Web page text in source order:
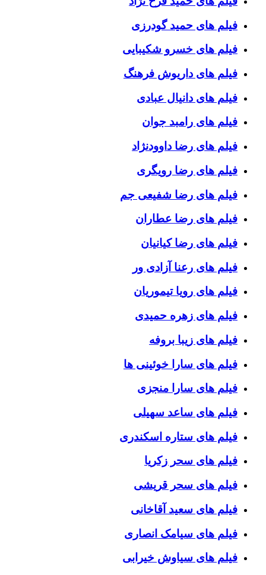
فیلم های حمید گودرزی
فیلم های خسرو شکیبایی
فیلم های داریوش فرهنگ
فیلم های دانیال عبادی
فیلم های رامبد جوان
فیلم های رضا داوودنژاد
فیلم های رضا رویگری
فیلم های رضا شفیعی جم
فیلم های رضا عطاران
فیلم های رضا کیانیان
فیلم های رعنا آزادی ور
فیلم های رویا تیموریان
فیلم های زهره حمیدی
فیلم های زیبا بروفه
فیلم های سارا خوئینی ها
فیلم های سارا منجزی
فیلم های ساعد سهیلی
فیلم های ستاره اسکندری
فیلم های سحر زکریا
فیلم های سحر قریشی
فیلم های سعید آقاخانی
فیلم های سیامک انصاری
فیلم های سیاوش خیرابی